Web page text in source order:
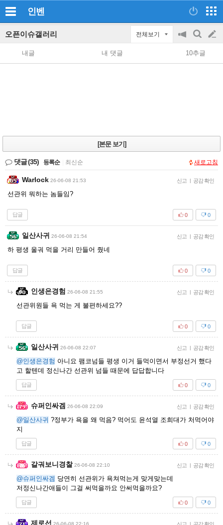
인벤
오픈이슈갤러리 전체보기
공
지
on/off
검
색
글
쓰
내글 내 댓글 10추글
[본문 보기]
댓글(35) 등록순 최신순 새로고침
Warlock 26-06-08 21:53 신고 | 공감 확인
선관위 뭐하는 놈들임?
답글 0
0
일산사귀 26-06-08 21:54 신고 | 공감 확인
하 평생 울궈 먹을 거리 만들어 줬네
답글 0
0
인생은경험 26-06-08 21:55 신고 | 공감 확인
선관위원들 욕 먹는 게 불편하세요??
답글 0
0
일산사귀 26-06-08 22:07 신고 | 공감 확인
@인생은경험 아니요 팸코넘들 평생 이거 들먹이면서 부정선거 했다
고 할텐데 정신나간 선관위 넘들 때문에 답답합니다
답글 0
0
슈퍼인싸겜 26-06-08 22:09 신고 | 공감 확인
@일산사귀 ?정부가 욕을 왜 먹음? 먹어도 윤석열 조희대가 처먹어야
지
답글 0
0
갈궈보니경찰 26-06-08 22:10 신고 | 공감 확인
@슈퍼인싸겜 당연히 선관위가 욕쳐먹는게 맞게맞는데
저정신나간애들이 그걸 써먹을까요 안써먹을까요?
답글 0
0
제로선 26-06-08 22:16 |